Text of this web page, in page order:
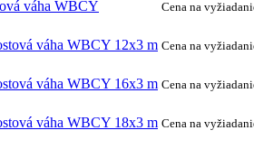
váha WBCY Cena na
váha WBCY 12x3 m Cena na
váha WBCY 16x3 m Cena na
váha WBCY 18x3 m Cena na